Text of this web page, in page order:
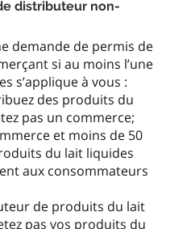
distributeur non-
demande de permis de
si au moins l’une
s’applique à vous :
des produits du
pas un commerce;
et moins de 50
du lait liquides
aux consommateurs
de produits du lait
pas vos produits du